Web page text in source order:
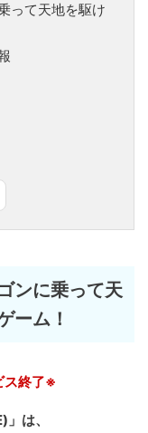
って天地を駆け
ンに乗って天
ーム！
終了※
は、